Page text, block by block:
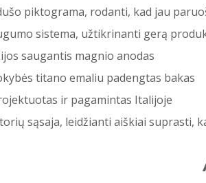
piktograma, rodanti, kad jau
sistema, užtikrinanti gerą
saugantis magnio anodas
titano emaliu padengtas bakas
ir pagamintas Italijoje
sąsaja, leidžianti aiškiai suprasti,